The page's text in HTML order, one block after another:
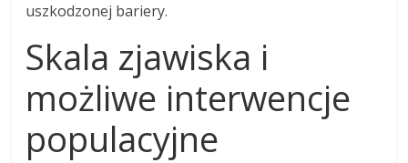
uszkodzonej bariery.
Skala zjawiska i
możliwe interwencje
populacyjne